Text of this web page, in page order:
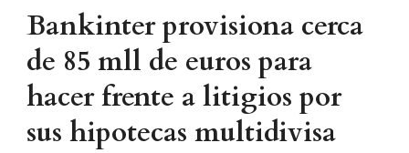
Bankinter provisiona cerca
de 85 mll de euros para
hacer frente a litigios por
sus hipotecas multidivisa